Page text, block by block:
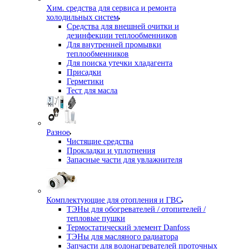
Хим. средства для сервиса и ремонта
холодильных систем
Средства для внешней очитки и
дезинфекции теплообменников
Для внутренней промывки
теплообменников
Для поиска утечки хладагента
Присадки
Герметики
Тест для масла
Разное
Чистящие средства
Прокладки и уплотнения
Запасные части для увлажнителя
Комплектующие для отопления и ГВС
ТЭНы для обогревателей / отопителей /
тепловые пушки
Термостатический элемент Danfoss
ТЭНы для масляного радиатора
Запчасти для водонагревателей проточных